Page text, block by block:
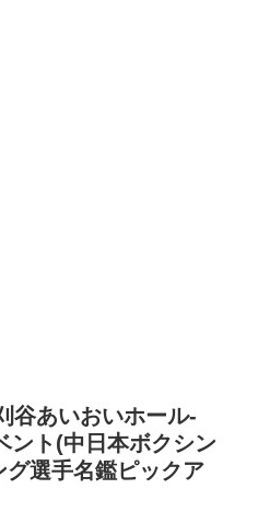
谷あいおいホール-
ント(中日本ボクシン
選手名鑑ピックア